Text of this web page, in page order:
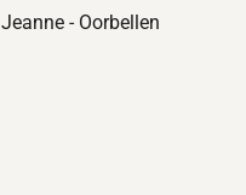
Jeanne - Oorbellen